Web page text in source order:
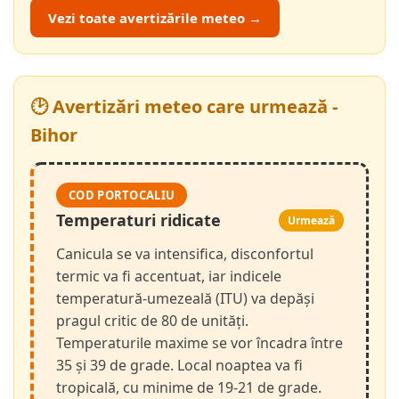
Vezi toate avertizările meteo →
🕑 Avertizări meteo care urmează -
Bihor
COD PORTOCALIU
Temperaturi ridicate Urmează
Canicula se va intensifica, disconfortul
termic va fi accentuat, iar indicele
temperatură-umezeală (ITU) va depăși
pragul critic de 80 de unități.
Temperaturile maxime se vor încadra între
35 și 39 de grade. Local noaptea va fi
tropicală, cu minime de 19-21 de grade.